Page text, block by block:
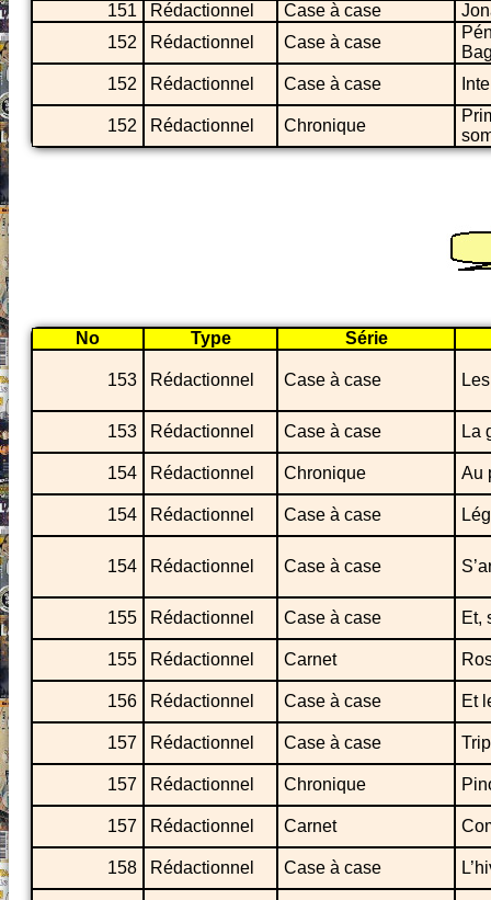
151
Rédactionnel Case à case
152
Rédactionnel Case à case
152
Rédactionnel Case à case
152 Rédactionnel Chronique
No Type Série
153 Rédactionnel Case à case
153 Rédactionnel Case à case La
154 Rédactionnel Chronique Au
154 Rédactionnel Case à case
154 Rédactionnel Case à case
155 Rédactionnel Case à case Et,
155 Rédactionnel Carnet
156 Rédactionnel Case à case Et
157 Rédactionnel Case à case
157 Rédactionnel Chronique
157 Rédactionnel Carnet
158 Rédactionnel Case à case